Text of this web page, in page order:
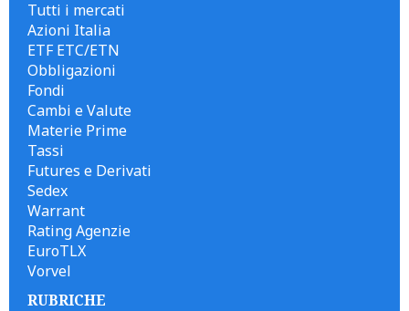
Tutti i mercati
Azioni Italia
ETF ETC/ETN
Obbligazioni
Fondi
Cambi e Valute
Materie Prime
Tassi
Futures e Derivati
Sedex
Warrant
Rating Agenzie
EuroTLX
Vorvel
RUBRICHE